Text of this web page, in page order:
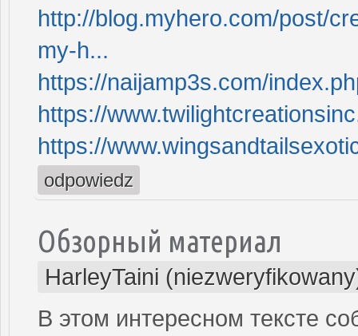
http://blog.myhero.com/post/
my-h...
https://naijamp3s.com/
https://
https://
odpowiedz
Обзорный материал
HarleyTaini
В этом интересном тексте